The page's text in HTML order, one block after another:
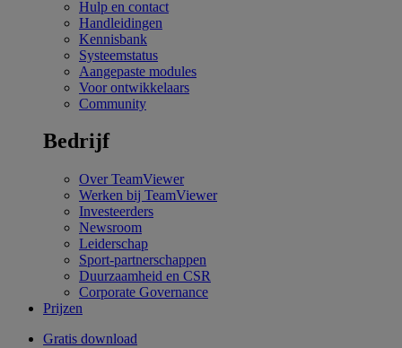
Hulp en contact
Handleidingen
Kennisbank
Systeemstatus
Aangepaste modules
Voor ontwikkelaars
Community
Bedrijf
Over TeamViewer
Werken bij TeamViewer
Investeerders
Newsroom
Leiderschap
Sport-partnerschappen
Duurzaamheid en CSR
Corporate Governance
Prijzen
Gratis download